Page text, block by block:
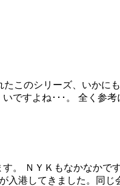
このシリーズ、いか
ですよね･･･。 全く参
。 ＮＹＫもなかなか
港してきました。同